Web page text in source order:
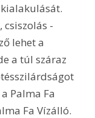
csiszolás -
lehet a
a túl száraz
Palma Fa
Fa Vízálló.